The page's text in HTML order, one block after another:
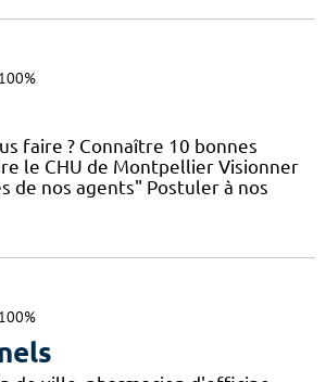
100%
faire ? Connaître 10 bonnes
le CHU de Montpellier Visionner
de nos agents" Postuler à nos
100%